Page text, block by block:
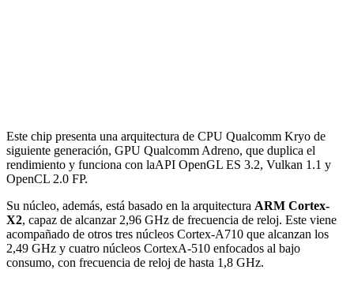
Este chip presenta una arquitectura de CPU Qualcomm Kryo de
siguiente generación, GPU Qualcomm Adreno, que duplica el
rendimiento y funciona con laAPI OpenGL ES 3.2, Vulkan 1.1 y
OpenCL 2.0 FP.
Su núcleo, además, está basado en la arquitectura ARM Cortex-
X2, capaz de alcanzar 2,96 GHz de frecuencia de reloj. Este viene
acompañado de otros tres núcleos Cortex-A710 que alcanzan los
2,49 GHz y cuatro núcleos CortexA-510 enfocados al bajo
consumo, con frecuencia de reloj de hasta 1,8 GHz.